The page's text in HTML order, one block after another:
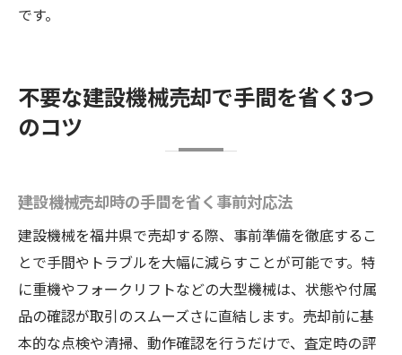
です。
不要な建設機械売却で手間を省く3つ
のコツ
建設機械売却時の手間を省く事前対応法
建設機械を福井県で売却する際、事前準備を徹底するこ
とで手間やトラブルを大幅に減らすことが可能です。特
に重機やフォークリフトなどの大型機械は、状態や付属
品の確認が取引のスムーズさに直結します。売却前に基
本的な点検や清掃、動作確認を行うだけで、査定時の評